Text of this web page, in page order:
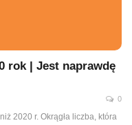
rok | Jest naprawdę
0
2020 r. Okrągła liczba, która